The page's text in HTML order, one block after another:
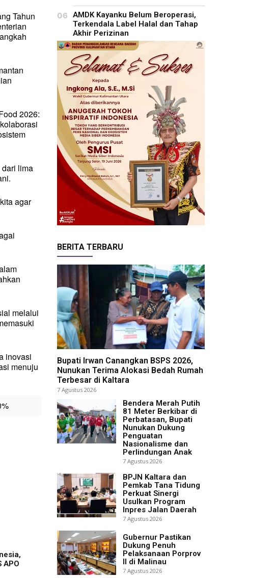
Tahun
2026:
lima
agar
melalui
inovasi
menuju
APO
AMDK Kayanku Belum Beroperasi,
Terkendala Label Halal dan Tahap
Akhir Perizinan
BERITA TERBARU
Bupati Irwan Canangkan BSPS 2026,
Nunukan Terima Alokasi Bedah Rumah
Terbesar di Kaltara
7 Agustus 2026
Bendera Merah Putih
81 Meter Berkibar di
Perbatasan, Bupati
Nunukan Dukung
Penguatan
Nasionalisme dan
Perlindungan Anak
7 Agustus 2026
BPJN Kaltara dan
Pemkab Tana Tidung
Perkuat Sinergi
Usulkan Program
Inpres Jalan Daerah
7 Agustus 2026
Gubernur Pastikan
Dukung Penuh
Pelaksanaan Porprov
II di Malinau
7 Agustus 2026